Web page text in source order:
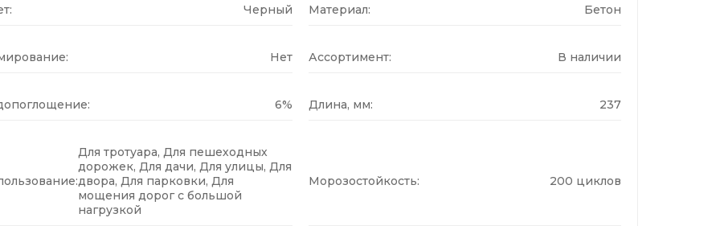
Черный Материал: Бетон
Нет Ассортимент: В наличии
6% Длина, мм: 237
Для тротуара, Для пешеходных
дорожек, Для дачи, Для улицы, Для
двора, Для парковки, Для
мощения дорог с большой
нагрузкой
Морозостойкость: 200 циклов